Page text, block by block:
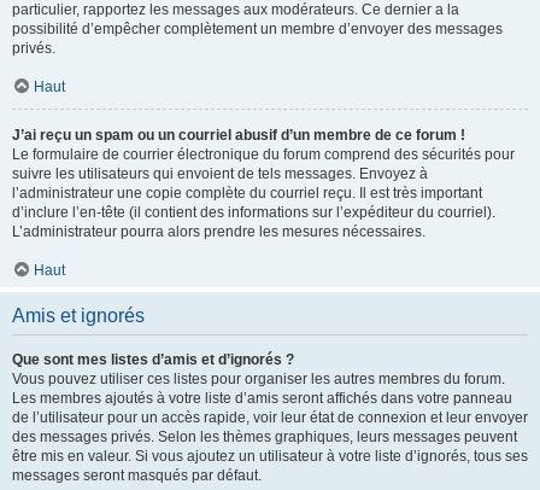
particulier, rapportez les messages aux modérateurs. Ce dernier a la
possibilité d’empêcher complètement un membre d’envoyer des messages
privés.
Haut
J’ai reçu un spam ou un courriel abusif d’un membre de ce forum !
Le formulaire de courrier électronique du forum comprend des sécurités pour
suivre les utilisateurs qui envoient de tels messages. Envoyez à
l’administrateur une copie complète du courriel reçu. Il est très important
d’inclure l’en-tête (il contient des informations sur l’expéditeur du courriel).
L’administrateur pourra alors prendre les mesures nécessaires.
Haut
Amis et ignorés
Que sont mes listes d’amis et d’ignorés ?
Vous pouvez utiliser ces listes pour organiser les autres membres du forum.
Les membres ajoutés à votre liste d’amis seront affichés dans votre panneau
de l’utilisateur pour un accès rapide, voir leur état de connexion et leur envoyer
des messages privés. Selon les thèmes graphiques, leurs messages peuvent
être mis en valeur. Si vous ajoutez un utilisateur à votre liste d’ignorés, tous ses
messages seront masqués par défaut.